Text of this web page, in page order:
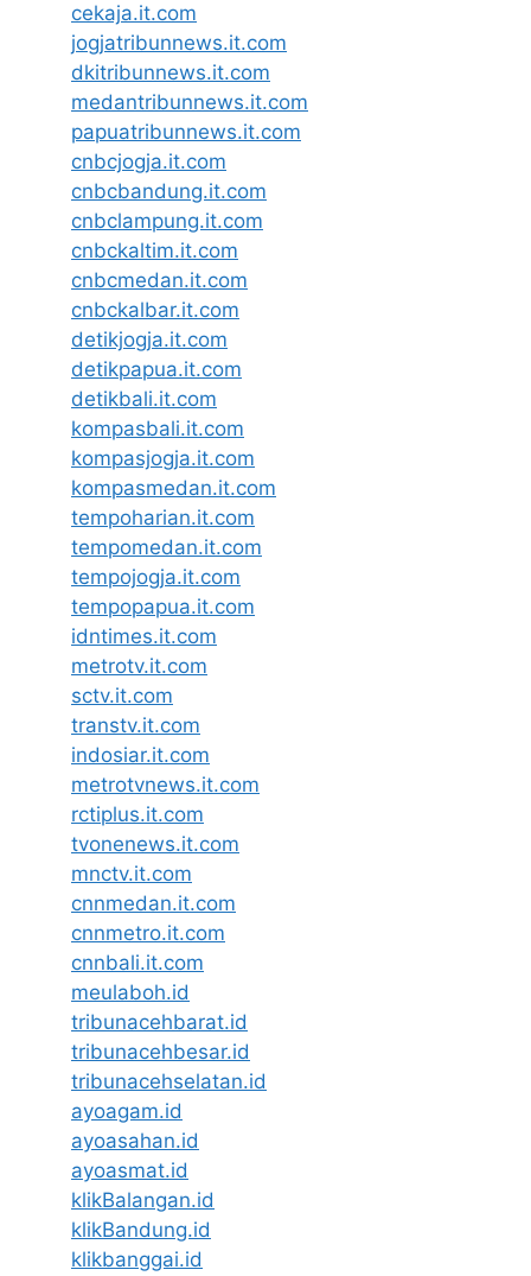
cekaja.it.com
jogjatribunnews.it.com
dkitribunnews.it.com
medantribunnews.it.com
papuatribunnews.it.com
cnbcjogja.it.com
cnbcbandung.it.com
cnbclampung.it.com
cnbckaltim.it.com
cnbcmedan.it.com
cnbckalbar.it.com
detikjogja.it.com
detikpapua.it.com
detikbali.it.com
kompasbali.it.com
kompasjogja.it.com
kompasmedan.it.com
tempoharian.it.com
tempomedan.it.com
tempojogja.it.com
tempopapua.it.com
idntimes.it.com
metrotv.it.com
sctv.it.com
transtv.it.com
indosiar.it.com
metrotvnews.it.com
rctiplus.it.com
tvonenews.it.com
mnctv.it.com
cnnmedan.it.com
cnnmetro.it.com
cnnbali.it.com
meulaboh.id
tribunacehbarat.id
tribunacehbesar.id
tribunacehselatan.id
ayoagam.id
ayoasahan.id
ayoasmat.id
klikBalangan.id
klikBandung.id
klikbanggai.id